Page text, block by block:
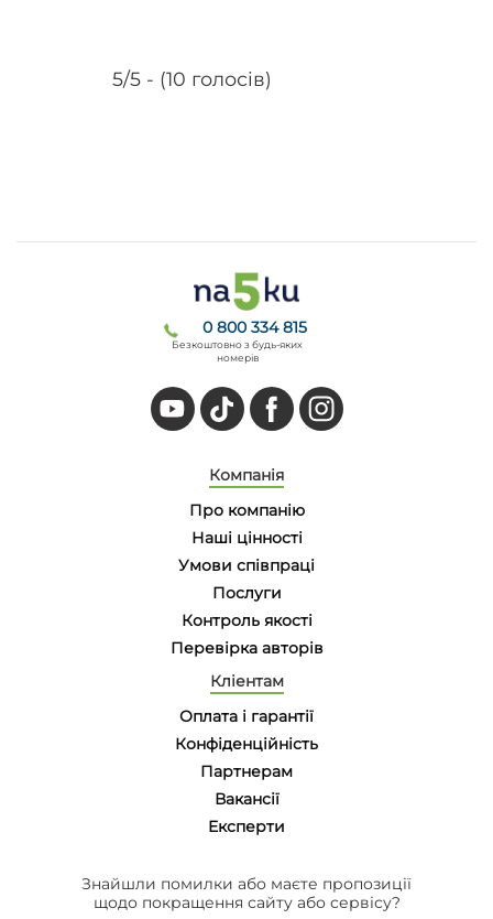
5/5 - (10 голосів)
0 800 334 815
Безкоштовно з будь-яких
номерів
Компанія
Про компанію
Наші цінності
Умови співпраці
Послуги
Контроль якості
Перевірка авторів
Кліентам
Оплата і гарантії
Конфіденційність
Партнерам
Вакансії
Eксперти
Знайшли помилки або маєте пропозиції
щодо покращення сайту або сервісу?